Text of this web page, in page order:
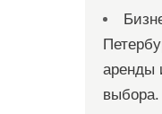
аренды
выбора.